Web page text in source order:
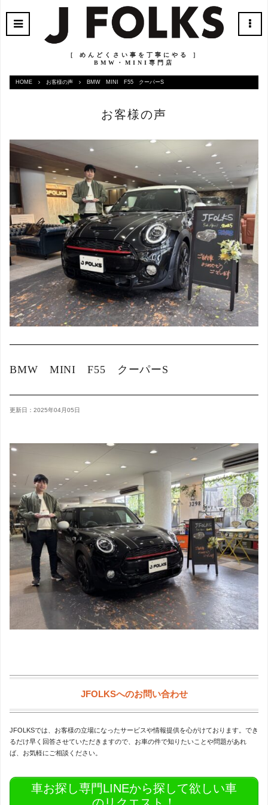
［ めんどくさい事を丁寧にやる ］
BMW・MINI専門店
HOME お客様の声 BMW MINI F55 クーパーS
お客様の声
BMW MINI F55 クーパーS
更新日：2025年04月05日
JFOLKSへのお問い合わせ
JFOLKSでは、お客様の立場になったサービスや情報提供を心がけております。でき
るだけ早く回答させていただきますので、お車の件で知りたいことや問題があれ
ば、お気軽にご相談ください。
車お探し専門LINEから探して欲しい車